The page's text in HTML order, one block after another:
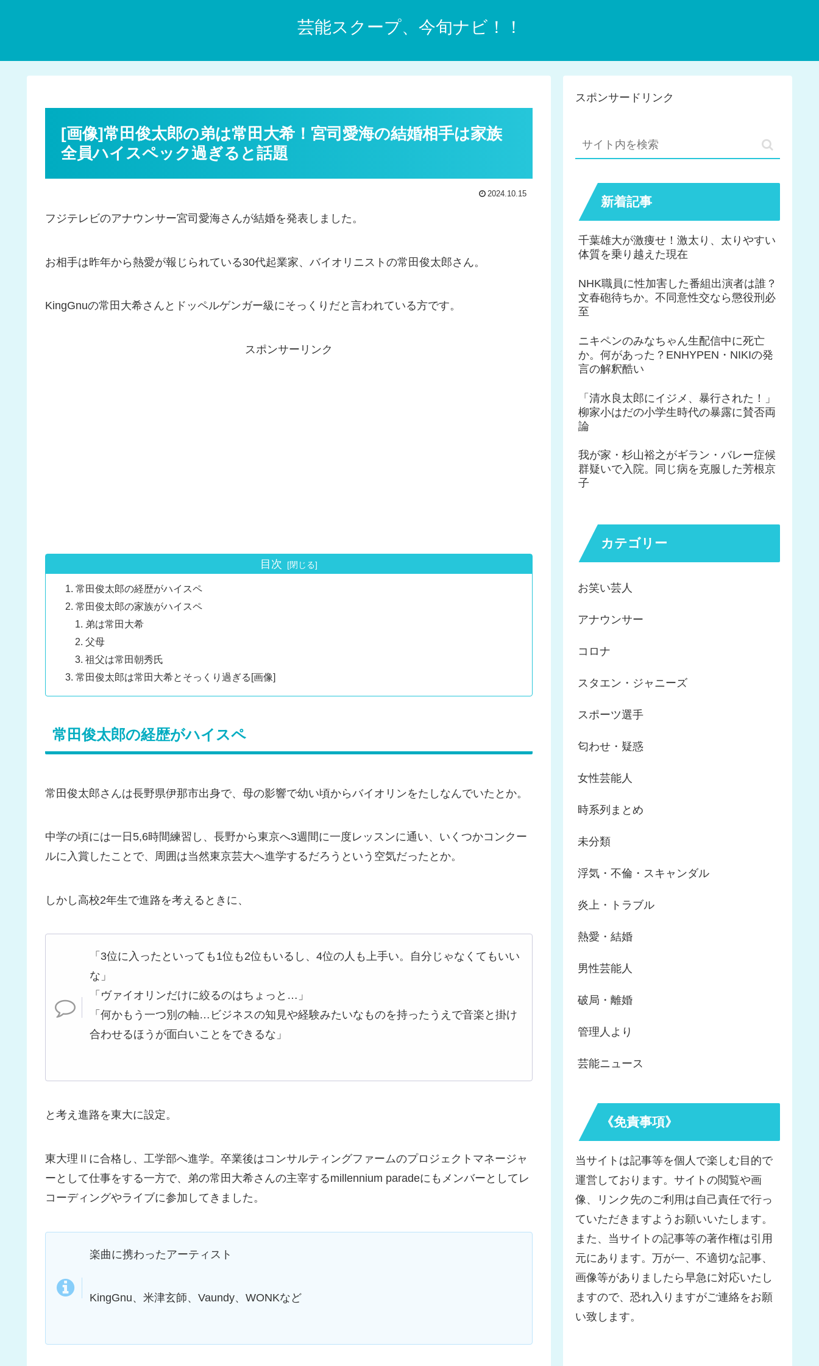
芸能スクープ、今旬ナビ！！
[画像]常田俊太郎の弟は常田大希！宮司愛海の結婚相手は家族
全員ハイスペック過ぎると話題
2024.10.15
フジテレビのアナウンサー宮司愛海さんが結婚を発表しました。
お相手は昨年から熱愛が報じられている30代起業家、バイオリニストの常田俊太郎さん。
KingGnuの常田大希さんとドッペルゲンガー級にそっくりだと言われている方です。
スポンサーリンク
目次
常田俊太郎の経歴がハイスペ
常田俊太郎の家族がハイスペ
弟は常田大希
父母
祖父は常田朝秀氏
常田俊太郎は常田大希とそっくり過ぎる[画像]
常田俊太郎の経歴がハイスペ
常田俊太郎さんは長野県伊那市出身で、母の影響で幼い頃からバイオリンをたしなんでいたとか。
中学の頃には一日5,6時間練習し、長野から東京へ3週間に一度レッスンに通い、いくつかコンクー
ルに入賞したことで、周囲は当然東京芸大へ進学するだろうという空気だったとか。
しかし高校2年生で進路を考えるときに、
「3位に入ったといっても1位も2位もいるし、4位の人も上手い。自分じゃなくてもいい
な」
「ヴァイオリンだけに絞るのはちょっと…」
「何かもう一つ別の軸…ビジネスの知見や経験みたいなものを持ったうえで音楽と掛け
合わせるほうが面白いことをできるな」
と考え進路を東大に設定。
東大理Ⅱに合格し、工学部へ進学。卒業後はコンサルティングファームのプロジェクトマネージャ
ーとして仕事をする一方で、弟の常田大希さんの主宰するmillennium paradeにもメンバーとしてレ
コーディングやライブに参加してきました。
楽曲に携わったアーティスト
KingGnu、米津玄師、Vaundy、WONKなど
スポンサードリンク
新着記事
千葉雄大が激痩せ！激太り、太りやすい
体質を乗り越えた現在
NHK職員に性加害した番組出演者は誰？
文春砲待ちか。不同意性交なら懲役刑必
至
ニキペンのみなちゃん生配信中に死亡
か。何があった？ENHYPEN・NIKIの発
言の解釈酷い
「清水良太郎にイジメ、暴行された！」
柳家小はだの小学生時代の暴露に賛否両
論
我が家・杉山裕之がギラン・バレー症候
群疑いで入院。同じ病を克服した芳根京
子
カテゴリー
お笑い芸人
アナウンサー
コロナ
スタエン・ジャニーズ
スポーツ選手
匂わせ・疑惑
女性芸能人
時系列まとめ
未分類
浮気・不倫・スキャンダル
炎上・トラブル
熱愛・結婚
男性芸能人
破局・離婚
管理人より
芸能ニュース
《免責事項》
当サイトは記事等を個人で楽しむ目的で
運営しております。サイトの閲覧や画
像、リンク先のご利用は自己責任で行っ
ていただきますようお願いいたします。
また、当サイトの記事等の著作権は引用
元にあります。万が一、不適切な記事、
画像等がありましたら早急に対応いたし
ますので、恐れ入りますがご連絡をお願
い致します。